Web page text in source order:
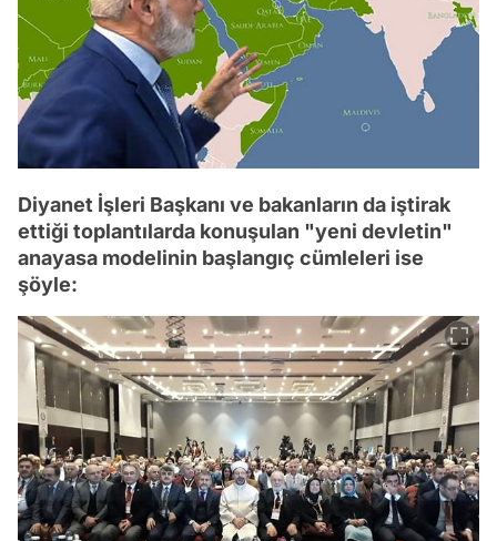
Diyanet İşleri Başkanı ve bakanların da iştirak
ettiği toplantılarda konuşulan "yeni devletin"
anayasa modelinin başlangıç cümleleri ise
şöyle: